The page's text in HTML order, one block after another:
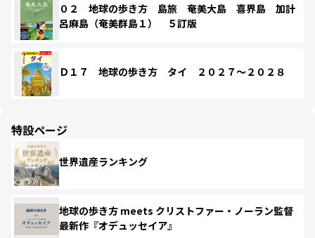
０２ 地球の歩き方 島旅 奄美大島 喜界島 加計
呂麻島（奄美群島１） ５訂版
Ｄ１７ 地球の歩き方 タイ ２０２７～２０２８
特設ページ
世界遺産ランキング
地球の歩き方 meets クリストファー・ノーラン監督
最新作『オデュッセイア』